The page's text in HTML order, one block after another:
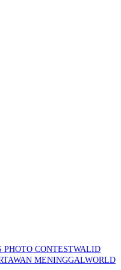
PHOTO CONTESTWALID
MENINGGALWORLD